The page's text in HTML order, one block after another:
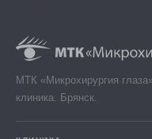
МТК «Микрохирургия
клиника. Брянск.